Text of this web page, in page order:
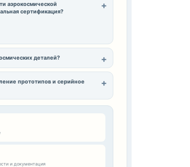
аэрокосмической
сертификация?
деталей?
прототипов и серийное
и документация